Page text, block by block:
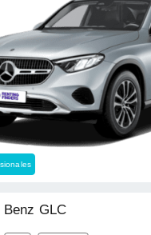
Benz GLC